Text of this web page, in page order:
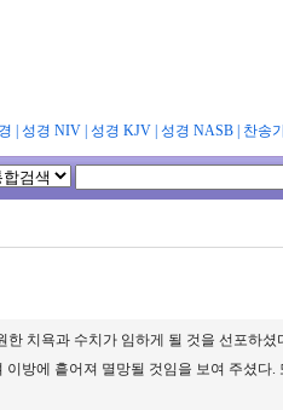
성경 NIV| 성경 KJV| 성경 NASB| 찬송
치욕과 수치가 임하게 될 것을 선포하
방에 흩어져 멸망될 것임을 보여 주셨